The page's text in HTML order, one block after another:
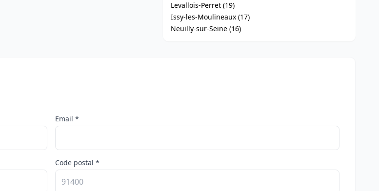
Levallois-Perret (19)
Issy-les-Moulineaux (17)
Neuilly-sur-Seine (16)
Email *
Code postal *